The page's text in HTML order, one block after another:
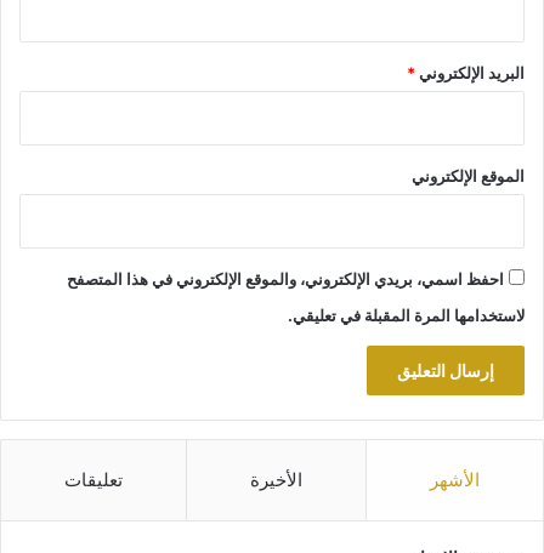
البريد الإلكتروني*
الموقع الإلكتروني
احفظ اسمي، بريدي الإلكتروني، والموقع الإلكتروني في هذا المتصفح
لاستخدامها المرة المقبلة في تعليقي.
الأشهر الأخيرة تعليقات